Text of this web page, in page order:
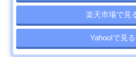
楽天市場で見
Yahoo!で見る